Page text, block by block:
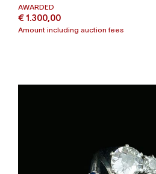
AWARDED
€ 1.300,00
Amount including auction fees